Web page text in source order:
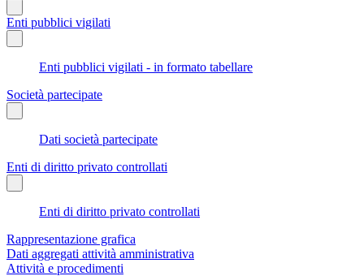
Enti pubblici vigilati
Enti pubblici vigilati - in formato tabellare
Società partecipate
Dati società partecipate
Enti di diritto privato controllati
Enti di diritto privato controllati
Rappresentazione grafica
Dati aggregati attività amministrativa
Attività e procedimenti